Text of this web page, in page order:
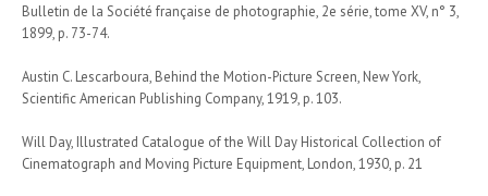
Bulletin de la Société française de photographie, 2e série, tome XV, n° 3,
1899, p. 73-74.
Austin C. Lescarboura, Behind the Motion-Picture Screen, New York,
Scientific American Publishing Company, 1919, p. 103.
Will Day, Illustrated Catalogue of the Will Day Historical Collection of
Cinematograph and Moving Picture Equipment, London, 1930, p. 21